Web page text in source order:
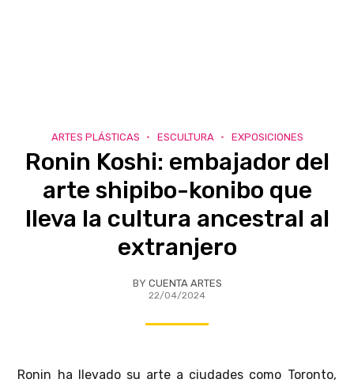
ARTES PLÁSTICAS ESCULTURA EXPOSICIONES
Ronin Koshi: embajador del
arte shipibo-konibo que
lleva la cultura ancestral al
extranjero
BY CUENTA ARTES
22/04/2024
Ronin ha llevado su arte a ciudades como Toronto,